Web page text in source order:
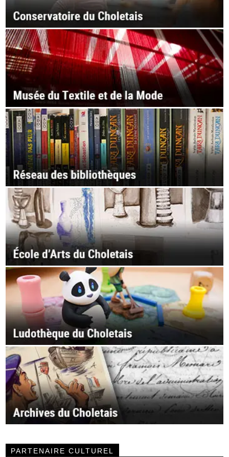
PARTENAIRE CULTUREL